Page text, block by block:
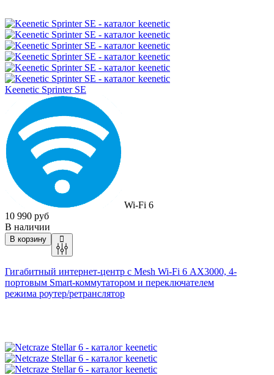
Keenetic Sprinter SE
Wi-Fi 6
10 990 руб
В наличии
В корзину
Гигабитный интернет-центр с Mesh Wi-Fi 6 AX3000, 4-
портовым Smart-коммутатором и переключателем
режима роутер/ретранслятор